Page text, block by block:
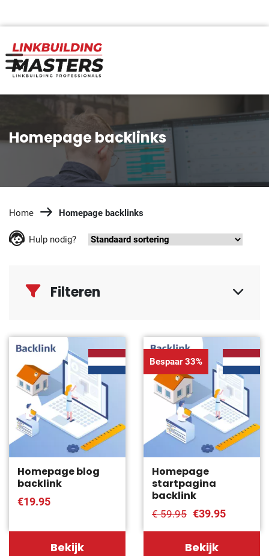
Homepage backlinks
Home Homepage backlinks
Hulp nodig?
Filteren
Homepage blog
backlink
€19.95
Bekijk
Bespaar 33%
Homepage
startpagina
backlink
€ 59.95 €39.95
Bekijk